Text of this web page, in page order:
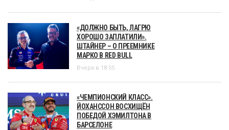
«ДОЛЖНО БЫТЬ, ЛАГРЮ
ХОРОШО ЗАПЛАТИЛИ».
ШТАЙНЕР – О ПРЕЕМНИКЕ
МАРКО В RED BULL
Вчера в 18:55
«ЧЕМПИОНСКИЙ КЛАСС».
ЙОХАНССОН ВОСХИЩЁН
ПОБЕДОЙ ХЭМИЛТОНА В
БАРСЕЛОНЕ